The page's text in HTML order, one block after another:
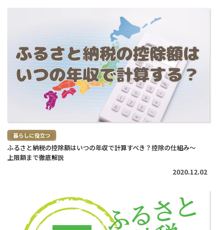
暮らしに役立つ
ふるさと納税の控除額はいつの年収で計算すべき？控除の仕組み～
上限額まで徹底解説
2020.12.02